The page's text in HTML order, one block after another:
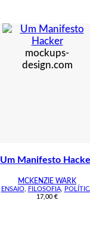
mockups-
design.com
Um Manifesto
MCKENZIE WARK
ENSAIO, FILOSOFIA,
17,00 €